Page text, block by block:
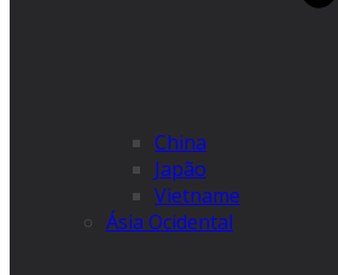
China
Japão
Vietname
Ásia Ocidental